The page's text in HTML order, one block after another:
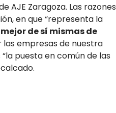
AJE Zaragoza. Las razones
en que “representa la
de sí mismas de
empresas de nuestra
puesta en común de las